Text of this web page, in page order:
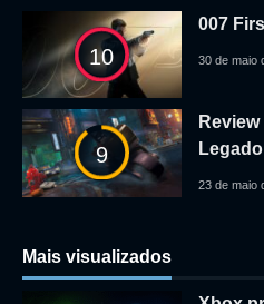
10
007
30 de maio
9
23 de maio
Mais visualizados